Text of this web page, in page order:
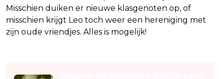
Misschien duiken er nieuwe klasgenoten op, of
misschien krijgt Leo toch weer een hereniging met
zijn oude vriendjes. Alles is mogelijk!